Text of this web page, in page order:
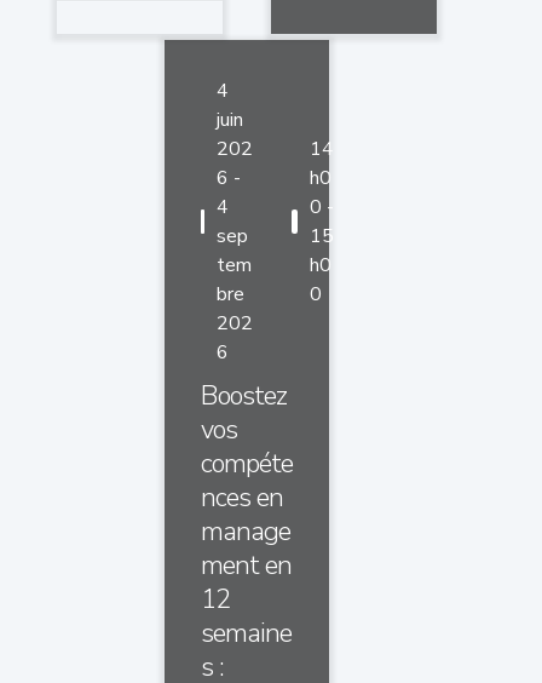
4
juin
202
6 -
4
sep
tem
bre
202
6
14
h0
0 -
15
h0
0
Boostez
vos
compéte
nces en
manage
ment en
12
semaine
s :